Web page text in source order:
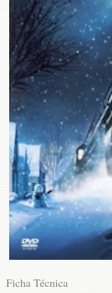
Ficha Técnica